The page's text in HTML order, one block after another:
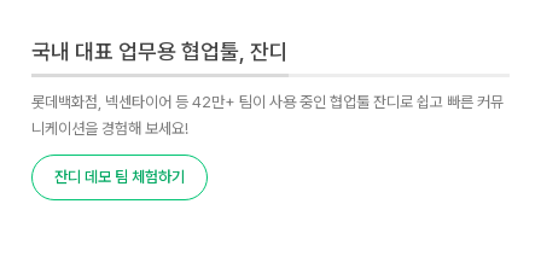
국내 대표 업무용 협업툴, 잔디
롯데백화점, 넥센타이어 등 42만+ 팀이 사용 중인 협업툴 잔디로 쉽고 빠른 커뮤
니케이션을 경험해 보세요!
잔디 데모 팀 체험하기